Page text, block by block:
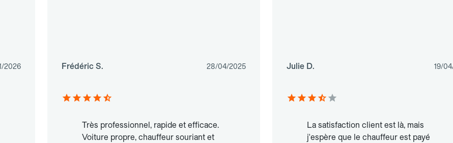
2026 Frédéric S. 28/04/2025 Julie D. 19/
Très professionnel, rapide et efficace.
Voiture propre, chauffeur souriant et
La satisfaction client est là, mais
j'espère que le chauffeur est payé